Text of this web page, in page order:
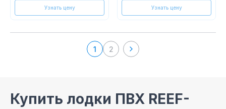
Узнать цену
Узнать цену
1 2
Купить лодки ПВХ REEF-